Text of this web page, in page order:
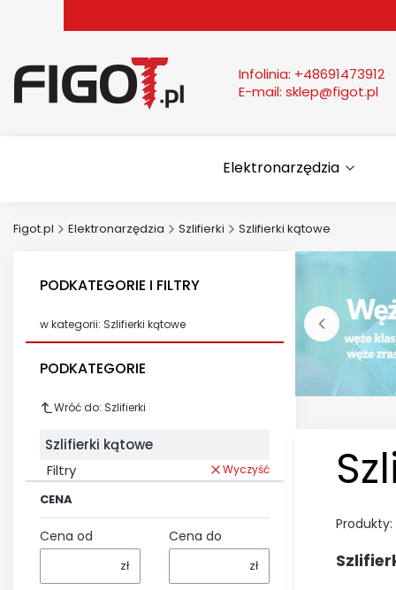
Infolinia: +48691473912
E-mail: sklep@figot.pl
Elektronarzędzia
Figot.pl Elektronarzędzia Szlifierki Szlifierki kątowe
PODKATEGORIE I FILTRY
w kategorii: Szlifierki kątowe
PODKATEGORIE
Wróć do: Szlifierki
Szlifierki kątowe
Filtry
Wyczyść
CENA
Cena od
zł
Cena do
zł
Produkty: